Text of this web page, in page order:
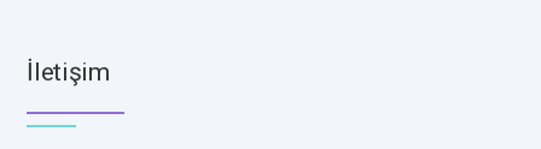
İletişim